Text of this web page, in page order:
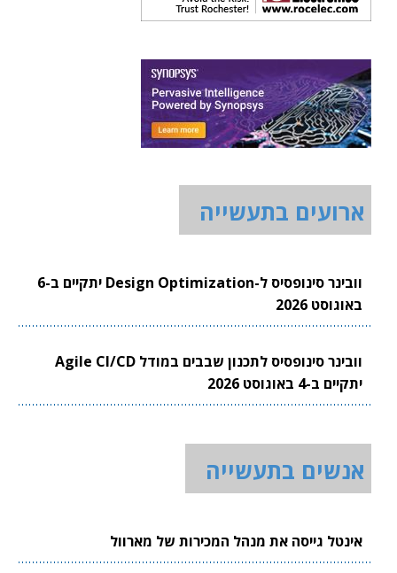
ארועים בתעשייה
וובינר סינופסיס ל-Design Optimization יתקיים ב-6
באוגוסט 2026
וובינר סינופסיס לתכנון שבבים במודל Agile CI/CD
יתקיים ב-4 באוגוסט 2026
אנשים בתעשייה
אינטל גייסה את מנהל המכירות של מארוול